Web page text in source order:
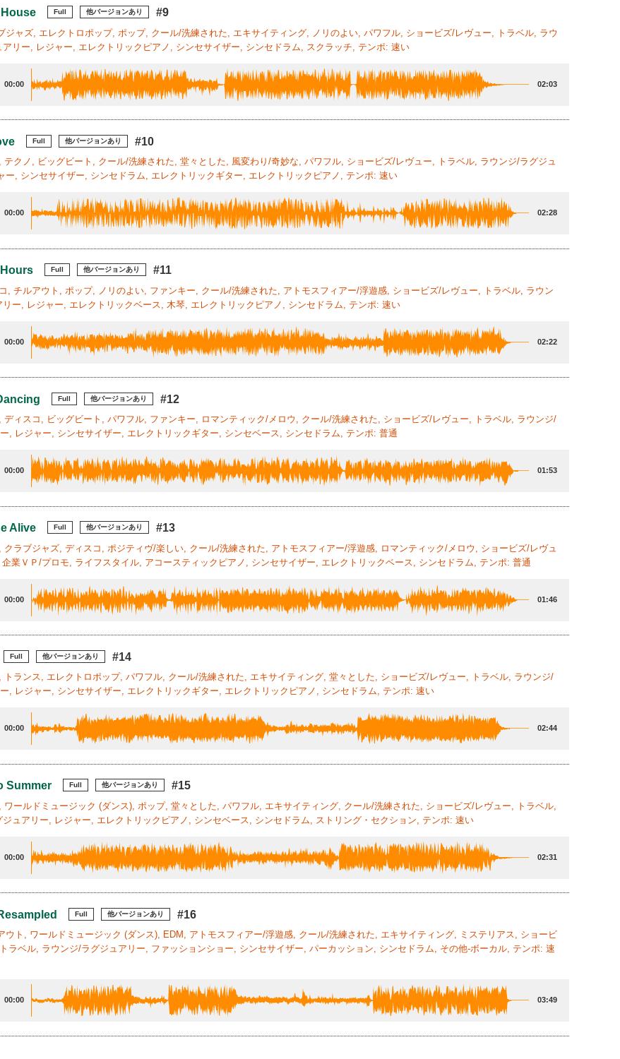
House Full 他バージョンあり #9
ジャズ, エレクトロポップ, ポップ, クール/洗練された, エキサイティング, ノリのよい, パワフル, ショービズ/レヴュー, トラベル, ラウ
アリー, レジャー, エレクトリックピアノ, シンセサイザー, シンセドラム, スクラッチ, テンポ: 速い
00:00 02:03
Full 他バージョンあり #10
テクノ, ビッグビート, クール/洗練された, 堂々とした, 風変わり/奇妙な, パワフル, ショービズ/レヴュー, トラベル, ラウンジ/ラグジュ
ー, シンセサイザー, シンセドラム, エレクトリックギター, エレクトリックピアノ, テンポ: 速い
00:00 02:28
Full 他バージョンあり #11
, チルアウト, ポップ, ノリのよい, ファンキー, クール/洗練された, アトモスフィアー/浮遊感, ショービズ/レヴュー, トラベル, ラウン
リー, レジャー, エレクトリックベース, 木琴, エレクトリックピアノ, シンセドラム, テンポ: 速い
00:00 02:22
Full 他バージョンあり #12
ディスコ, ビッグビート, パワフル, ファンキー, ロマンティック/メロウ, クール/洗練された, ショービズ/レヴュー, トラベル, ラウンジ/
, レジャー, シンセサイザー, エレクトリックギター, シンセベース, シンセドラム, テンポ: 普通
00:00 01:53
Alive Full 他バージョンあり #13
クラブジャズ, ディスコ, ポジティヴ/楽しい, クール/洗練された, アトモスフィアー/浮遊感, ロマンティック/メロウ, ショービズ/レヴュ
業ＶＰ/プロモ, ライフスタイル, アコースティックピアノ, シンセサイザー, エレクトリックベース, シンセドラム, テンポ: 普通
00:00 01:46
Full 他バージョンあり #14
トランス, エレクトロポップ, パワフル, クール/洗練された, エキサイティング, 堂々とした, ショービズ/レヴュー, トラベル, ラウンジ/
, レジャー, シンセサイザー, エレクトリックギター, エレクトリックピアノ, シンセドラム, テンポ: 速い
00:00 02:44
Summer Full 他バージョンあり #15
ワールドミュージック (ダンス), ポップ, 堂々とした, パワフル, エキサイティング, クール/洗練された, ショービズ/レヴュー, トラベル,
ジュアリー, レジャー, エレクトリックピアノ, シンセベース, シンセドラム, ストリング・セクション, テンポ: 速い
00:00 02:31
Full 他バージョンあり #16
ウト, ワールドミュージック (ダンス), EDM, アトモスフィアー/浮遊感, クール/洗練された, エキサイティング, ミステリアス, ショービ
ラベル, ラウンジ/ラグジュアリー, ファッションショー, シンセサイザー, パーカッション, シンセドラム, その他-ボーカル, テンポ: 速
00:00 03:49